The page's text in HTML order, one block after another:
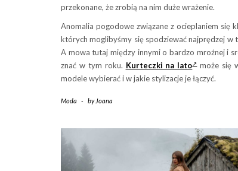
przekonane, że zrobią na nim duże wrażenie.
Anomalia pogodowe związane z ocieplaniem się
których moglibyśmy się spodziewać najprędzej w
A mowa tutaj między innymi o bardzo mroźnej i
znać w tym roku. Kurteczki na lato może się
modele wybierać i w jakie stylizacje je łączyć.
Moda - by Joana